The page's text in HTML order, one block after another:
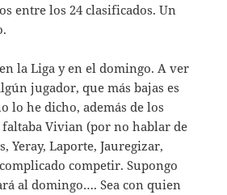
entre los 24 clasificados. Un
la Liga y en el domingo. A ver
jugador, que más bajas es
lo he dicho, además de los
Vivian (por no hablar de
Yeray, Laporte, Jauregizar,
competir. Supongo
al domingo…. Sea con quien